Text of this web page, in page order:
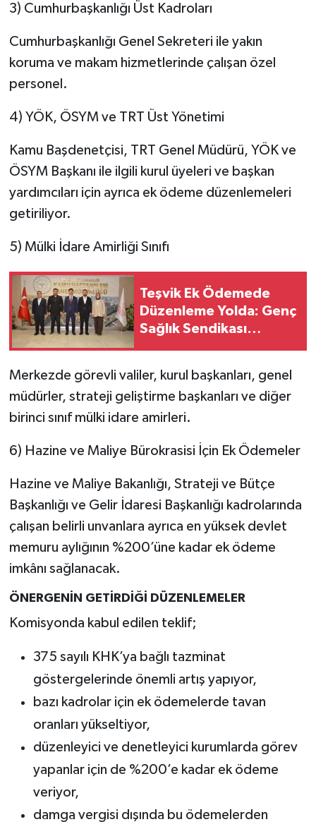
3) Cumhurbaşkanlığı Üst Kadroları
Cumhurbaşkanlığı Genel Sekreteri ile yakın
koruma ve makam hizmetlerinde çalışan özel
personel.
4) YÖK, ÖSYM ve TRT Üst Yönetimi
Kamu Başdenetçisi, TRT Genel Müdürü, YÖK ve
ÖSYM Başkanı ile ilgili kurul üyeleri ve başkan
yardımcıları için ayrıca ek ödeme düzenlemeleri
getiriliyor.
5) Mülki İdare Amirliği Sınıfı
Teşvik Ek Ödemede
Düzenleme Yolda: Genç
Sağlık Sendikası
Müdürü'ne İletti
Merkezde görevli valiler, kurul başkanları, genel
müdürler, strateji geliştirme başkanları ve diğer
birinci sınıf mülki idare amirleri.
6) Hazine ve Maliye Bürokrasisi İçin Ek Ödemeler
Hazine ve Maliye Bakanlığı, Strateji ve Bütçe
Başkanlığı ve Gelir İdaresi Başkanlığı kadrolarında
çalışan belirli unvanlara ayrıca en yüksek devlet
memuru aylığının %200’üne kadar ek ödeme
imkânı sağlanacak.
ÖNERGENİN GETİRDİĞİ DÜZENLEMELER
Komisyonda kabul edilen teklif;
375 sayılı KHK’ya bağlı tazminat
göstergelerinde önemli artış yapıyor,
bazı kadrolar için ek ödemelerde tavan
oranları yükseltiyor,
düzenleyici ve denetleyici kurumlarda görev
yapanlar için de %200’e kadar ek ödeme
veriyor,
damga vergisi dışında bu ödemelerden